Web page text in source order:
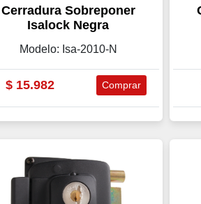
Cerradura Sobreponer
Isalock Negra
Modelo: Isa-2010-N
$ 15.982 Comprar